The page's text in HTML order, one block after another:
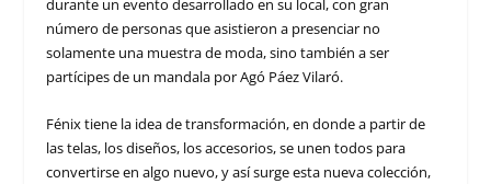
durante un evento desarrollado en su local, con gran
número de personas que asistieron a presenciar no
solamente una muestra de moda, sino también a ser
partícipes de un mandala por Agó Páez Vilaró.
Fénix tiene la idea de transformación, en donde a partir de
las telas, los diseños, los accesorios, se unen todos para
convertirse en algo nuevo, y así surge esta nueva colección,